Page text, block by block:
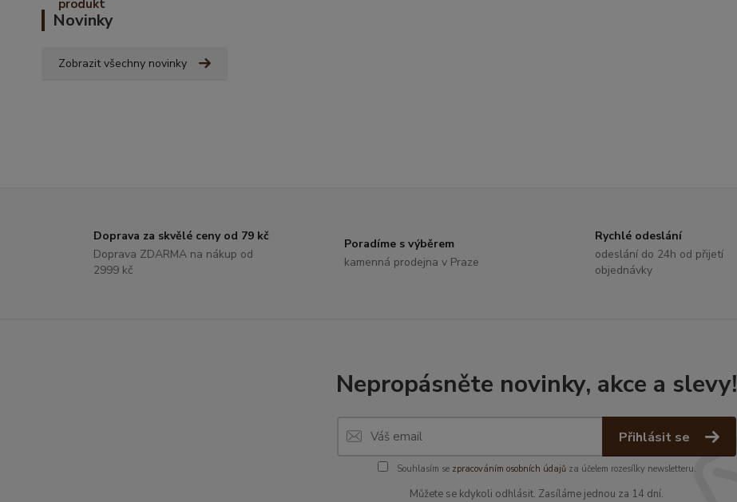
Novinky
Zobrazit všechny novinky
Doprava za skvělé ceny od 79 kč
Doprava ZDARMA na nákup od
2999 kč
Poradíme s výběrem
kamenná prodejna v Praze
Rychlé odeslání
odeslání do 24h od přijetí
objednávky
Nepropásněte novinky, akce a slevy!
Přihlásit se
Souhlasím se zpracováním osobních údajůza účelem rozesílky newsletteru.
Můžete se kdykoli odhlásit. Zasíláme jednou za 14 dní.